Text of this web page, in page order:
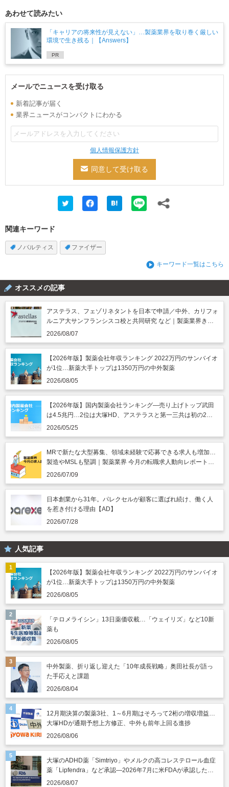
あわせて読みたい
「キャリアの将来性が見えない」…製薬業界を取り巻く厳しい
環境で生き残る｜【Answers】
PR
メールでニュースを受け取る
新着記事が届く
業界ニュースがコンパクトにわかる
個人情報保護方針
関連キーワード
ノバルティス ファイザー
キーワード一覧はこちら
オススメの記事
アステラス、フェゾリネタントを日本で申請／中外、カリフォ
ルニア大サンフランシスコ校と共同研究 など｜製薬業界きょ
うのニュースまとめ読み（2026年8月7日）
2026/08/07
【2026年版】製薬会社年収ランキング 2022万円のサンバイオ
が1位…新薬大手トップは1350万円の中外製薬
2026/08/05
【2026年版】国内製薬会社ランキング―売り上げトップ武田
は4.5兆円…2位は大塚HD、アステラスと第一三共は初の2兆
円突破
2026/05/25
MRで新たな大型募集、領域未経験で応募できる求人も増加…
製造やMSLも堅調｜製薬業界 今月の転職求人動向レポート
（2026年7月）
2026/07/09
日本創業から31年。パレクセルが顧客に選ばれ続け、働く人
を惹き付ける理由【AD】
2026/07/28
人気記事
【2026年版】製薬会社年収ランキング 2022万円のサンバイオ
が1位…新薬大手トップは1350万円の中外製薬
2026/08/05
「テロメライシン」13日薬価収載…「ウェイリズ」など10新
薬も
2026/08/05
中外製薬、折り返し迎えた「10年成長戦略」奥田社長が語っ
た手応えと課題
2026/08/04
12月期決算の製薬3社、1～6月期はそろって2桁の増収増益…
大塚HDが通期予想上方修正、中外も前年上回る進捗
2026/08/06
大塚のADHD薬「Simtriyo」やメルクの高コレステロール血症
薬「Lipfendra」など承認―2026年7月に米FDAが承認した新
薬
2026/08/07